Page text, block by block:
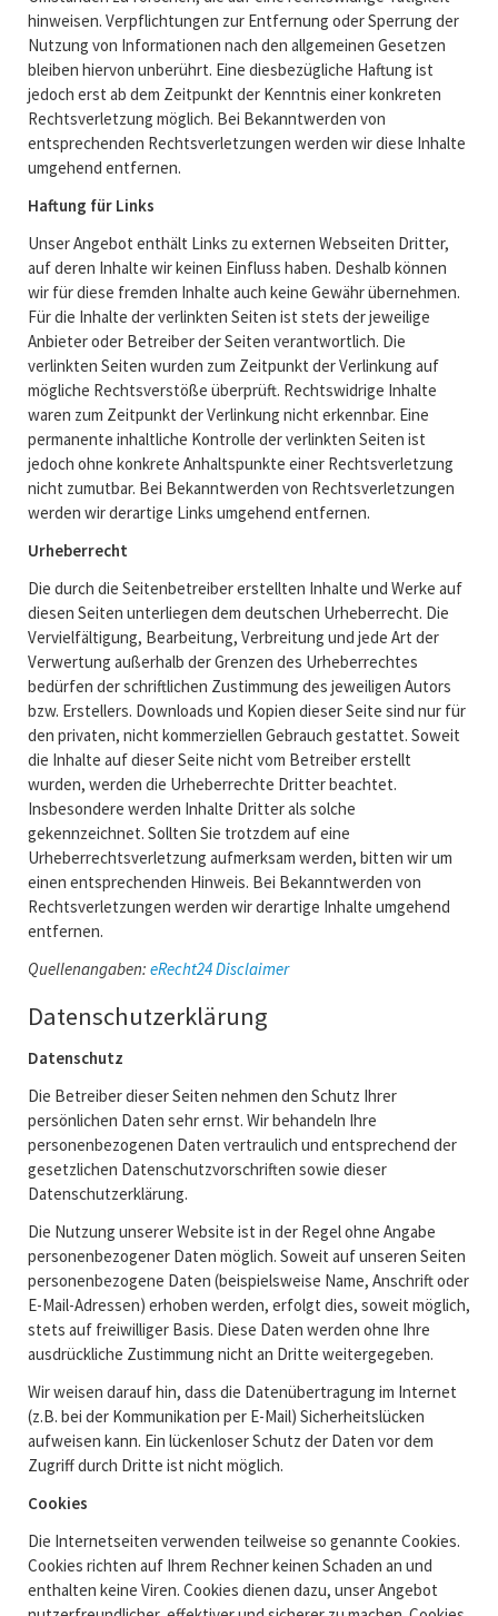
hinweisen. Verpflichtungen zur Entfernung oder Sperrung der
Nutzung von Informationen nach den allgemeinen Gesetzen
bleiben hiervon unberührt. Eine diesbezügliche Haftung ist
jedoch erst ab dem Zeitpunkt der Kenntnis einer konkreten
Rechtsverletzung möglich. Bei Bekanntwerden von
entsprechenden Rechtsverletzungen werden wir diese Inhalte
umgehend entfernen.
Haftung für Links
Unser Angebot enthält Links zu externen Webseiten Dritter,
auf deren Inhalte wir keinen Einfluss haben. Deshalb können
wir für diese fremden Inhalte auch keine Gewähr übernehmen.
Für die Inhalte der verlinkten Seiten ist stets der jeweilige
Anbieter oder Betreiber der Seiten verantwortlich. Die
verlinkten Seiten wurden zum Zeitpunkt der Verlinkung auf
mögliche Rechtsverstöße überprüft. Rechtswidrige Inhalte
waren zum Zeitpunkt der Verlinkung nicht erkennbar. Eine
permanente inhaltliche Kontrolle der verlinkten Seiten ist
jedoch ohne konkrete Anhaltspunkte einer Rechtsverletzung
nicht zumutbar. Bei Bekanntwerden von Rechtsverletzungen
werden wir derartige Links umgehend entfernen.
Urheberrecht
Die durch die Seitenbetreiber erstellten Inhalte und Werke auf
diesen Seiten unterliegen dem deutschen Urheberrecht. Die
Vervielfältigung, Bearbeitung, Verbreitung und jede Art der
Verwertung außerhalb der Grenzen des Urheberrechtes
bedürfen der schriftlichen Zustimmung des jeweiligen Autors
bzw. Erstellers. Downloads und Kopien dieser Seite sind nur für
den privaten, nicht kommerziellen Gebrauch gestattet. Soweit
die Inhalte auf dieser Seite nicht vom Betreiber erstellt
wurden, werden die Urheberrechte Dritter beachtet.
Insbesondere werden Inhalte Dritter als solche
gekennzeichnet. Sollten Sie trotzdem auf eine
Urheberrechtsverletzung aufmerksam werden, bitten wir um
einen entsprechenden Hinweis. Bei Bekanntwerden von
Rechtsverletzungen werden wir derartige Inhalte umgehend
entfernen.
Quellenangaben: eRecht24 Disclaimer
Datenschutzerklärung
Datenschutz
Die Betreiber dieser Seiten nehmen den Schutz Ihrer
persönlichen Daten sehr ernst. Wir behandeln Ihre
personenbezogenen Daten vertraulich und entsprechend der
gesetzlichen Datenschutzvorschriften sowie dieser
Datenschutzerklärung.
Die Nutzung unserer Website ist in der Regel ohne Angabe
personenbezogener Daten möglich. Soweit auf unseren Seiten
personenbezogene Daten (beispielsweise Name, Anschrift oder
E-Mail-Adressen) erhoben werden, erfolgt dies, soweit möglich,
stets auf freiwilliger Basis. Diese Daten werden ohne Ihre
ausdrückliche Zustimmung nicht an Dritte weitergegeben.
Wir weisen darauf hin, dass die Datenübertragung im Internet
(z.B. bei der Kommunikation per E-Mail) Sicherheitslücken
aufweisen kann. Ein lückenloser Schutz der Daten vor dem
Zugriff durch Dritte ist nicht möglich.
Cookies
Die Internetseiten verwenden teilweise so genannte Cookies.
Cookies richten auf Ihrem Rechner keinen Schaden an und
enthalten keine Viren. Cookies dienen dazu, unser Angebot